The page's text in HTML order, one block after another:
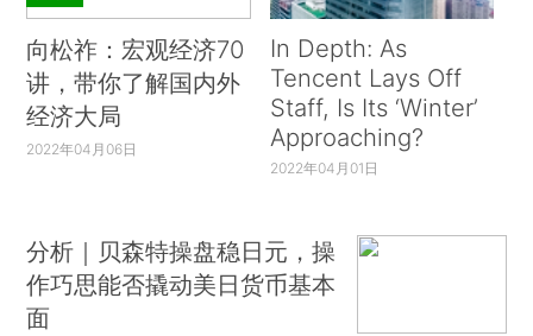
向松祚：宏观经济70
讲，带你了解国内外
经济大局
2022年04月06日
In Depth: As
Tencent Lays Off
Staff, Is Its ‘Winter’
Approaching?
2022年04月01日
分析｜贝森特操盘稳日元，操
作巧思能否撬动美日货币基本
面